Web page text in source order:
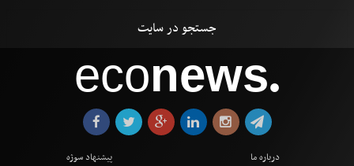
econews●
درباره ما
پیشنهاد سوژه